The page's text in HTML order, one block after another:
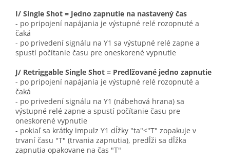
I/ Single Shot = Jedno zapnutie na nastavený čas
- po pripojení napájania je výstupné relé rozopnuté a
čaká
- po privedení signálu na Y1 sa výstupné relé zapne a
spustí počítanie času pre oneskorené vypnutie
J/ Retriggable Single Shot = Predlžované jedno zapnutie
- po pripojení napájania je výstupné relé rozopnuté a
čaká
- po privedení signálu na Y1 (nábehová hrana) sa
výstupné relé zapne a spustí počítanie času pre
oneskorené vypnutie
- pokiaľ sa krátky impulz Y1 dĺžky "ta"<"T" zopakuje v
trvaní času "T" (trvania zapnutia), predĺži sa dĺžka
zapnutia opakovane na čas "T"